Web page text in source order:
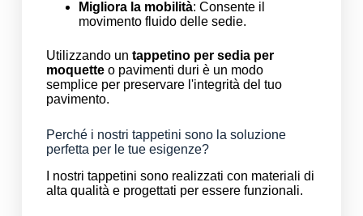
Migliora la mobilità: Consente il
movimento fluido delle sedie.
Utilizzando un tappetino per sedia per
moquetteo pavimenti duri è un modo
semplice per preservare l'integrità del tuo
pavimento.
Perché i nostri tappetini sono la soluzione
perfetta per le tue esigenze?
I nostri tappetini sono realizzati con materiali di
alta qualità e progettati per essere funzionali.